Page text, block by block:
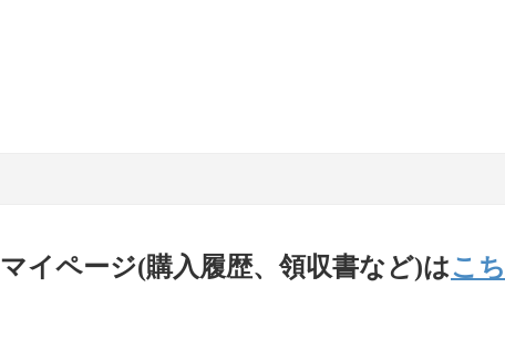
マイページ(購入履歴、領収書など)はこ